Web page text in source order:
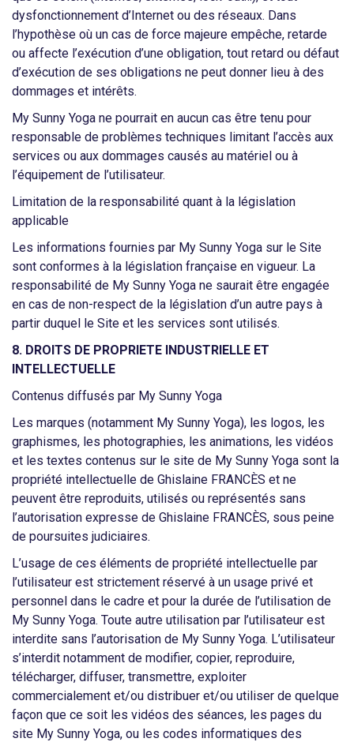
dysfonctionnement d’Internet ou des réseaux. Dans
l’hypothèse où un cas de force majeure empêche, retarde
ou affecte l’exécution d’une obligation, tout retard ou défaut
d’exécution de ses obligations ne peut donner lieu à des
dommages et intérêts.
My Sunny Yoga ne pourrait en aucun cas être tenu pour
responsable de problèmes techniques limitant l’accès aux
services ou aux dommages causés au matériel ou à
l’équipement de l’utilisateur.
Limitation de la responsabilité quant à la législation
applicable
Les informations fournies par My Sunny Yoga sur le Site
sont conformes à la législation française en vigueur. La
responsabilité de My Sunny Yoga ne saurait être engagée
en cas de non-respect de la législation d’un autre pays à
partir duquel le Site et les services sont utilisés.
8. DROITS DE PROPRIETE INDUSTRIELLE ET
INTELLECTUELLE
Contenus diffusés par My Sunny Yoga
Les marques (notamment My Sunny Yoga), les logos, les
graphismes, les photographies, les animations, les vidéos
et les textes contenus sur le site de My Sunny Yoga sont la
propriété intellectuelle de Ghislaine FRANCÈS et ne
peuvent être reproduits, utilisés ou représentés sans
l’autorisation expresse de Ghislaine FRANCÈS, sous peine
de poursuites judiciaires.
L’usage de ces éléments de propriété intellectuelle par
l’utilisateur est strictement réservé à un usage privé et
personnel dans le cadre et pour la durée de l’utilisation de
My Sunny Yoga. Toute autre utilisation par l’utilisateur est
interdite sans l’autorisation de My Sunny Yoga. L’utilisateur
s’interdit notamment de modifier, copier, reproduire,
télécharger, diffuser, transmettre, exploiter
commercialement et/ou distribuer et/ou utiliser de quelque
façon que ce soit les vidéos des séances, les pages du
site My Sunny Yoga, ou les codes informatiques des